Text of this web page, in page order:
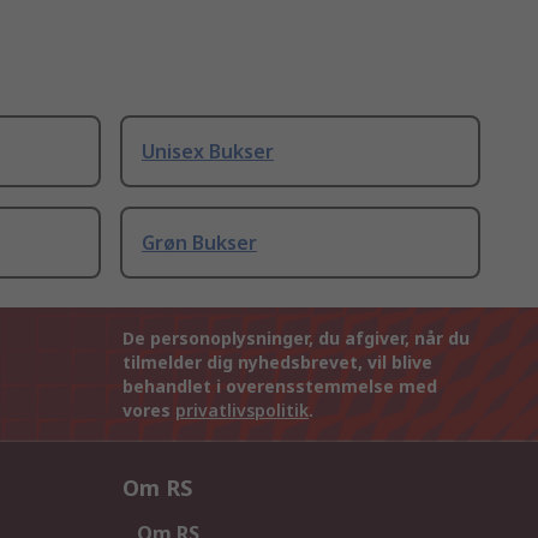
Unisex Bukser
Grøn Bukser
De personoplysninger, du afgiver, når du
tilmelder dig nyhedsbrevet, vil blive
behandlet i overensstemmelse med
vores privatlivspolitik.
Om RS